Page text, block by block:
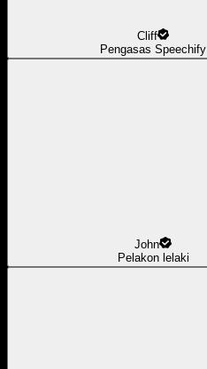
Cliff
Pengasas Speechify
John
Pelakon lelaki